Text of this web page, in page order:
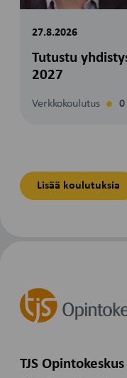
27.8.2026
Tutustu
2027
Verkkokoulutus 0
Lisää koulutuksia
TJS